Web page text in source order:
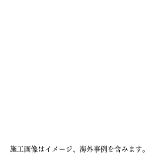
施工画像はイメージ、海外事例を含みます。